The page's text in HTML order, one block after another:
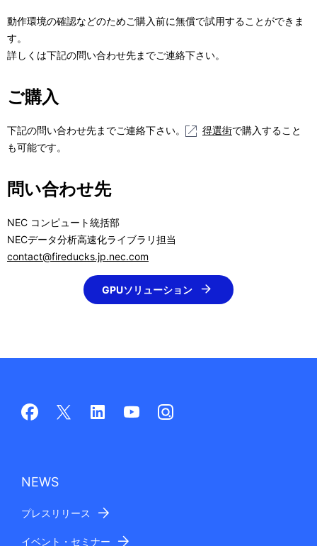
動作環境の確認などのためご購入前に無償で試用することができま
す。
詳しくは下記の問い合わせ先までご連絡下さい。
ご購入
下記の問い合わせ先までご連絡下さい。 得選街で購入すること
も可能です。
問い合わせ先
NEC コンピュート統括部
NECデータ分析高速化ライブラリ担当
contact@fireducks.jp.nec.com
GPUソリューション
NEWS
プレスリリース
イベント・セミナー